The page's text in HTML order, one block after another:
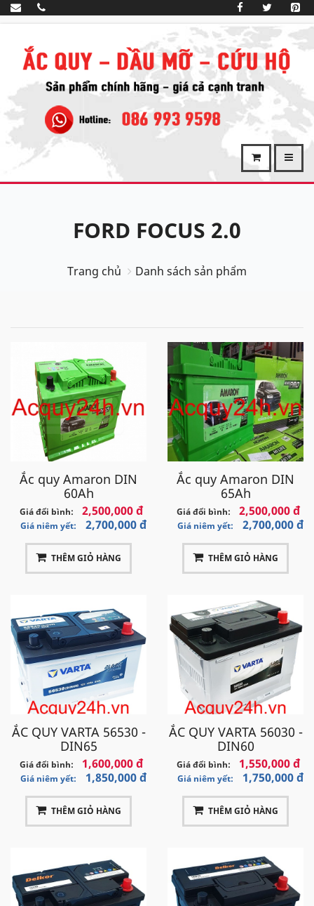
FORD FOCUS 2.0
Trang chủ Danh sách sản phẩm
Ắc quy Amaron DIN
60Ah
Giá đổi bình: 2,500,000 đ
Giá niêm yết: 2,700,000 đ
THÊM GIỎ HÀNG
Ắc quy Amaron DIN
65Ah
Giá đổi bình: 2,500,000 đ
Giá niêm yết: 2,700,000 đ
THÊM GIỎ HÀNG
ẮC QUY VARTA 56530 -
DIN65
Giá đổi bình: 1,600,000 đ
Giá niêm yết: 1,850,000 đ
THÊM GIỎ HÀNG
ẮC QUY VARTA 56030 -
DIN60
Giá đổi bình: 1,550,000 đ
Giá niêm yết: 1,750,000 đ
THÊM GIỎ HÀNG